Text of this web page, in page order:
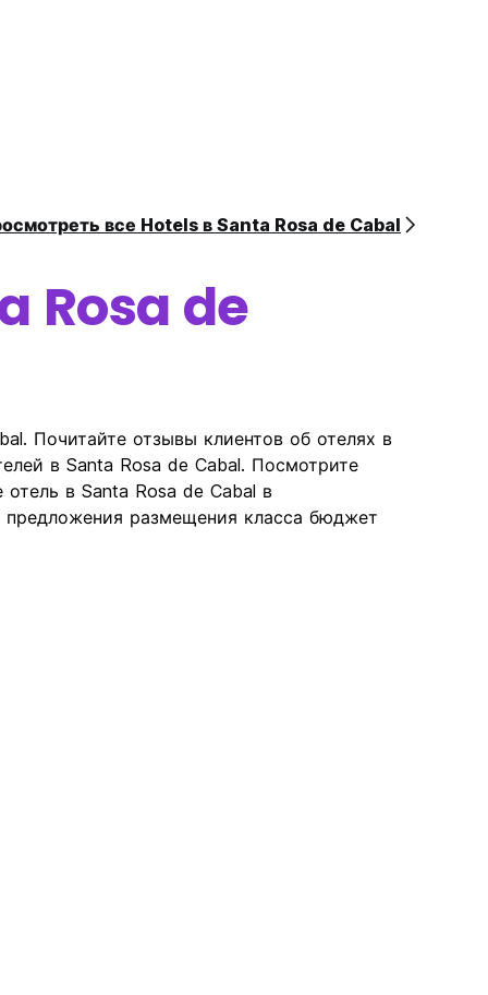
все Hotels в Santa Rosa de Cabal
Rosa de
Почитайте отзывы клиентов об отелях в
в Santa Rosa de Cabal. Посмотрите
в Santa Rosa de Cabal в
размещения класса бюджет